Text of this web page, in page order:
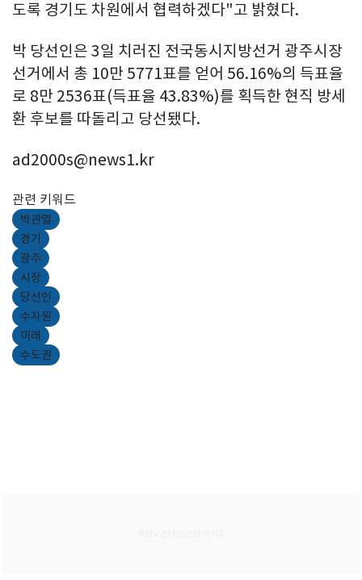
도록 경기도 차원에서 협력하겠다"고 밝혔다.
박 당선인은 3일 치러진 전국동시지방선거 광주시장
선거에서 총 10만 5771표를 얻어 56.16%의 득표율
로 8만 2536표(득표율 43.83%)를 획득한 현직 방세
환 후보를 따돌리고 당선됐다.
ad2000s@news1.kr
관련 키워드
박관열
경기
광주
시장
당선인
수자원
미래
수도권